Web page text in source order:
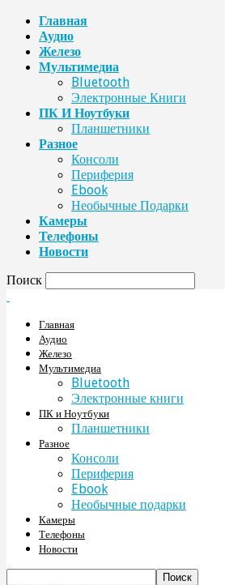
Главная
Аудио
Железо
Мультимедиа
Bluetooth
Электронные Книги
ПК И Ноутбуки
Планшетники
Разное
Консоли
Периферия
Ebook
Необычные Подарки
Камеры
Телефоны
Новости
Поиск
Главная
Аудио
Железо
Мультимедиа
Bluetooth
Электронные книги
ПК и Ноутбуки
Планшетники
Разное
Консоли
Периферия
Ebook
Необычные подарки
Камеры
Телефоны
Новости